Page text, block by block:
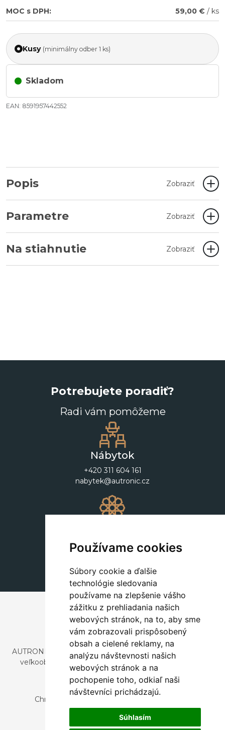
Používame cookies
Súbory cookie a ďalšie
technológie sledovania
používame na zlepšenie vášho
zážitku z prehliadania našich
webových stránok, na to, aby sme
vám zobrazovali prispôsobený
obsah a cielené reklamy, na
analýzu návštevnosti našich
webových stránok a na
pochopenie toho, odkiaľ naši
návštevníci prichádzajú.
Súhlasím
MOC s DPH: 59,00 € / ks
Kusy (minimálny odber 1 ks)
Skladom
EAN: 8591957442552
Popis Zobraziť
Parametre Zobraziť
Na stiahnutie Zobraziť
Potrebujete poradiť?
Radi vám pomôžeme
Nábytok
+420 311 604 161
nabytek@autronic.cz
+420 311 604 182
dekorace@autronic.cz
AUTRONIC, s.r.o. je spoločnosť zaoberajúca sa dovozom a
veľkoobchodným predajom dizajnového aj štýlového
nábytku a dekorácií.
Česká republika
Chrustenice 270, 267 12 Loděnice u Berouna
Slovensko
Nová 366, 032 02 Závažná Poruba